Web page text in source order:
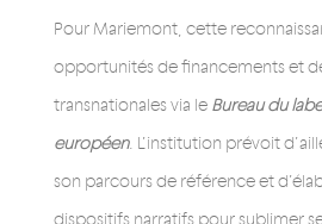
Pour Mariemont, cette
opportunités de financements et
transnationales via le Bureau du
européen. L’institution prévoit
son parcours de référence et
dispositifs narratifs pour sublimer